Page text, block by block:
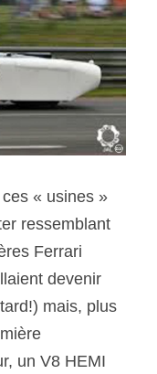
« usines »
ressemblant
Ferrari
devenir
mais, plus
un V8 HEMI